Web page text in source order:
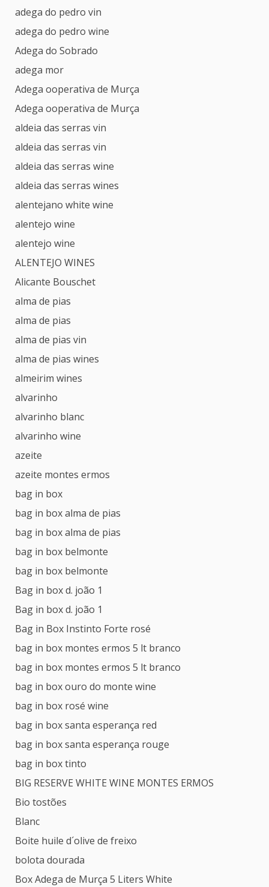
adega do pedro vin
adega do pedro wine
Adega do Sobrado
adega mor
Adega ooperativa de Murça
Adega ooperativa de Murça
aldeia das serras vin
aldeia das serras vin
aldeia das serras wine
aldeia das serras wines
alentejano white wine
alentejo wine
alentejo wine
ALENTEJO WINES
Alicante Bouschet
alma de pias
alma de pias
alma de pias vin
alma de pias wines
almeirim wines
alvarinho
alvarinho blanc
alvarinho wine
azeite
azeite montes ermos
bag in box
bag in box alma de pias
bag in box alma de pias
bag in box belmonte
bag in box belmonte
Bag in box d. joão 1
Bag in box d. joão 1
Bag in Box Instinto Forte rosé
bag in box montes ermos 5 lt branco
bag in box montes ermos 5 lt branco
bag in box ouro do monte wine
bag in box rosé wine
bag in box santa esperança red
bag in box santa esperança rouge
bag in box tinto
BIG RESERVE WHITE WINE MONTES ERMOS
Bio tostões
Blanc
Boite huile d´olive de freixo
bolota dourada
Box Adega de Murça 5 Liters White